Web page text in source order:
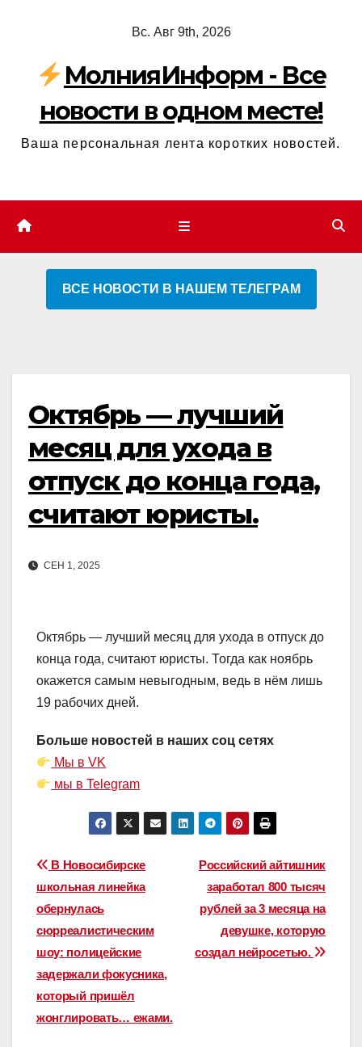
содержимому
Вс. Авг 9th, 2026
МолнияИнформ - Все
новости в одном месте!
Ваша персональная лента коротких новостей.
ВСЕ НОВОСТИ В НАШЕМ ТЕЛЕГРАМ
Октябрь — лучший
месяц для ухода в
отпуск до конца года,
считают юристы.
СЕН 1, 2025
Октябрь — лучший месяц для ухода в отпуск до
конца года, считают юристы. Тогда как ноябрь
окажется самым невыгодным, ведь в нём лишь
19 рабочих дней.
Больше новостей в наших соц сетях
Мы в VK
мы в Telegram
Навигация
по
записям
Российский айтишник
заработал 800 тысяч
рублей за 3 месяца на
девушке, которую
создал нейросетью.
В Новосибирске
школьная линейка
обернулась
сюрреалистическим
шоу: полицейские
задержали фокусника,
который пришёл
жонглировать… ежами.